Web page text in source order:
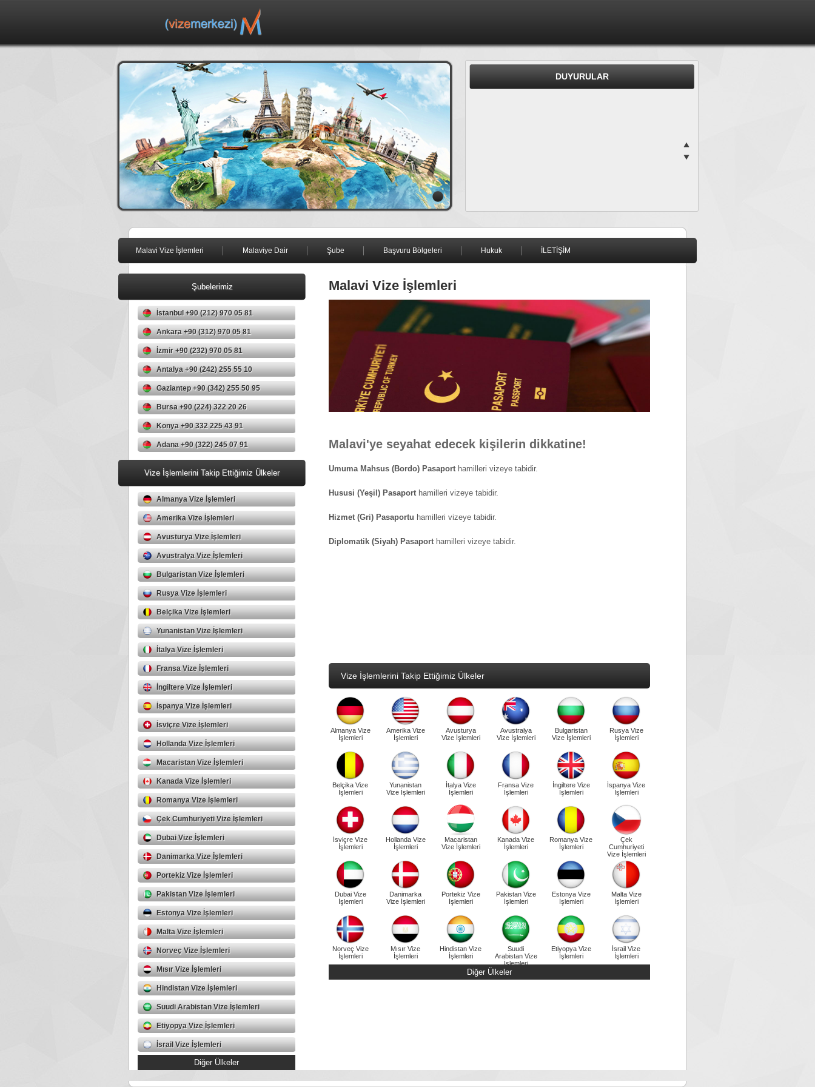
DUYURULAR
Malavi Vize İşlemleri Malaviye Dair Şube Başvuru Bölgeleri Hukuk İLETİŞİM
Şubelerimiz
İstanbul +90 (212) 970 05 81
Ankara +90 (312) 970 05 81
İzmir +90 (232) 970 05 81
Antalya +90 (242) 255 55 10
Gaziantep +90 (342) 255 50 95
Bursa +90 (224) 322 20 26
Konya +90 332 225 43 91
Adana +90 (322) 245 07 91
Vize İşlemlerini Takip Ettiğimiz Ülkeler
Almanya Vize İşlemleri
Amerika Vize İşlemleri
Avusturya Vize İşlemleri
Avustralya Vize İşlemleri
Bulgaristan Vize İşlemleri
Rusya Vize İşlemleri
Belçika Vize İşlemleri
Yunanistan Vize İşlemleri
İtalya Vize İşlemleri
Fransa Vize İşlemleri
İngiltere Vize İşlemleri
İspanya Vize İşlemleri
İsviçre Vize İşlemleri
Hollanda Vize İşlemleri
Macaristan Vize İşlemleri
Kanada Vize İşlemleri
Romanya Vize İşlemleri
Çek Cumhuriyeti Vize İşlemleri
Dubai Vize İşlemleri
Danimarka Vize İşlemleri
Portekiz Vize İşlemleri
Pakistan Vize İşlemleri
Estonya Vize İşlemleri
Malta Vize İşlemleri
Norveç Vize İşlemleri
Mısır Vize İşlemleri
Hindistan Vize İşlemleri
Suudi Arabistan Vize İşlemleri
Etiyopya Vize İşlemleri
İsrail Vize İşlemleri
Diğer Ülkeler
Malavi Vize İşlemleri
Malavi'ye seyahat edecek kişilerin dikkatine!
Umuma Mahsus (Bordo) Pasaport hamilleri vizeye tabidir.
Hususi (Yeşil) Pasaport hamilleri vizeye tabidir.
Hizmet (Gri) Pasaportu hamilleri vizeye tabidir.
Diplomatik (Siyah) Pasaport hamilleri vizeye tabidir.
Vize İşlemlerini Takip Ettiğimiz Ülkeler
Almanya Vize
İşlemleri
Amerika Vize
İşlemleri
Avusturya
Vize İşlemleri
Avustralya
Vize İşlemleri
Bulgaristan
Vize İşlemleri
Rusya Vize
İşlemleri
Belçika Vize
İşlemleri
Yunanistan
Vize İşlemleri
İtalya Vize
İşlemleri
Fransa Vize
İşlemleri
İngiltere Vize
İşlemleri
İspanya Vize
İşlemleri
İsviçre Vize
İşlemleri
Hollanda Vize
İşlemleri
Macaristan
Vize İşlemleri
Kanada Vize
İşlemleri
Romanya Vize
İşlemleri
Çek
Cumhuriyeti
Vize İşlemleri
Dubai Vize
İşlemleri
Danimarka
Vize İşlemleri
Portekiz Vize
İşlemleri
Pakistan Vize
İşlemleri
Estonya Vize
İşlemleri
Malta Vize
İşlemleri
Norveç Vize
İşlemleri
Mısır Vize
İşlemleri
Hindistan Vize
İşlemleri
Suudi
Arabistan Vize
İşlemleri
Etiyopya Vize
İşlemleri
İsrail Vize
İşlemleri
Diğer Ülkeler